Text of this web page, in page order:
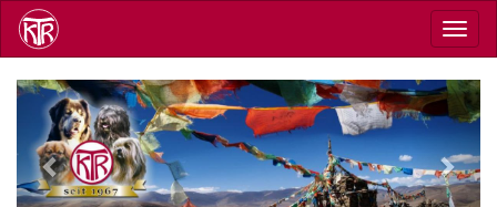
Direkt
zum
Inhalt
Previous Next